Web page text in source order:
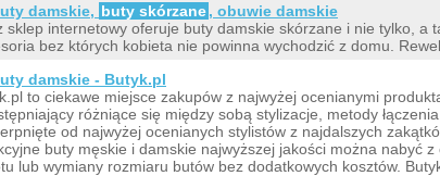
damskie, buty skórzane, obuwie damskie
sklep internetowy oferuje buty damskie skórzane i nie tylko, a
bez których kobieta nie powinna wychodzić z domu.
damskie - Butyk.pl
to ciekawe miejsce zakupów z najwyżej ocenianymi
różniące się między sobą stylizacje, metody
od najwyżej ocenianych stylistów z najdalszych
buty męskie i damskie najwyższej jakości można nabyć z
lub wymiany rozmiaru butów bez dodatkowych kosztów.